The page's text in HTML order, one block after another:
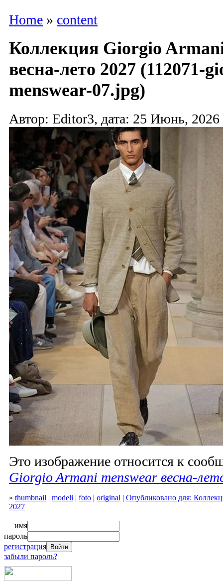
Home » content
Коллекция Giorgio
весна-лето 2027 (112071-
menswear-07.jpg)
Автор: Editor3, дата: 25 Июнь, 2026
Это изображение относится к
Giorgio Armani menswear весна-
» thumbnail | modeli | foto | original | Опубликовано для:
2027
имя
пароль
регистрация
забыли пароль?